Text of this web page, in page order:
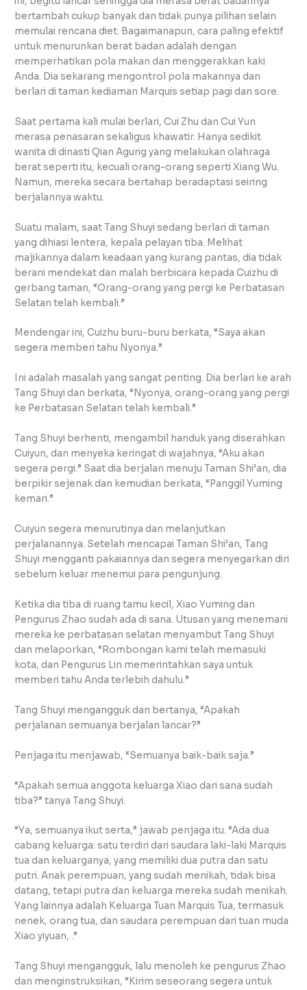
bertambah cukup banyak dan tidak punya pilihan selain
memulai rencana diet. Bagaimanapun, cara paling efektif
untuk menurunkan berat badan adalah dengan
memperhatikan pola makan dan menggerakkan kaki
Anda. Dia sekarang mengontrol pola makannya dan
berlari di taman kediaman Marquis setiap pagi dan sore.
Saat pertama kali mulai berlari, Cui Zhu dan Cui Yun
merasa penasaran sekaligus khawatir. Hanya sedikit
wanita di dinasti Qian Agung yang melakukan olahraga
berat seperti itu, kecuali orang-orang seperti Xiang Wu.
Namun, mereka secara bertahap beradaptasi seiring
berjalannya waktu.
Suatu malam, saat Tang Shuyi sedang berlari di taman
yang dihiasi lentera, kepala pelayan tiba. Melihat
majikannya dalam keadaan yang kurang pantas, dia tidak
berani mendekat dan malah berbicara kepada Cuizhu di
gerbang taman, “Orang-orang yang pergi ke Perbatasan
Selatan telah kembali.”
Mendengar ini, Cuizhu buru-buru berkata, “Saya akan
segera memberi tahu Nyonya.”
Ini adalah masalah yang sangat penting. Dia berlari ke arah
Tang Shuyi dan berkata, “Nyonya, orang-orang yang pergi
ke Perbatasan Selatan telah kembali.”
Tang Shuyi berhenti, mengambil handuk yang diserahkan
Cuiyun, dan menyeka keringat di wajahnya, “Aku akan
segera pergi.” Saat dia berjalan menuju Taman Shi’an, dia
berpikir sejenak dan kemudian berkata, “Panggil Yuming
kemari.”
Cuiyun segera menurutinya dan melanjutkan
perjalanannya. Setelah mencapai Taman Shi’an, Tang
Shuyi mengganti pakaiannya dan segera menyegarkan diri
sebelum keluar menemui para pengunjung.
Ketika dia tiba di ruang tamu kecil, Xiao Yuming dan
Pengurus Zhao sudah ada di sana. Utusan yang menemani
mereka ke perbatasan selatan menyambut Tang Shuyi
dan melaporkan, “Rombongan kami telah memasuki
kota, dan Pengurus Lin memerintahkan saya untuk
memberi tahu Anda terlebih dahulu.”
Tang Shuyi mengangguk dan bertanya, “Apakah
perjalanan semuanya berjalan lancar?”
Penjaga itu menjawab, “Semuanya baik-baik saja.”
“Apakah semua anggota keluarga Xiao dari sana sudah
tiba?” tanya Tang Shuyi.
“Ya, semuanya ikut serta,” jawab penjaga itu. “Ada dua
cabang keluarga: satu terdiri dari saudara laki-laki Marquis
tua dan keluarganya, yang memiliki dua putra dan satu
putri. Anak perempuan, yang sudah menikah, tidak bisa
datang, tetapi putra dan keluarga mereka sudah menikah.
Yang lainnya adalah Keluarga Tuan Marquis Tua, termasuk
nenek, orang tua, dan saudara perempuan dari tuan muda
Xiao yiyuan, .”
Tang Shuyi mengangguk, lalu menoleh ke pengurus Zhao
dan menginstruksikan, “Kirim seseorang segera untuk